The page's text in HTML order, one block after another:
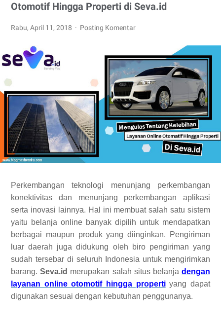
Otomotif Hingga Properti di Seva.id
Rabu, April 11, 2018 Posting Komentar
Perkembangan teknologi menunjang perkembangan
konektivitas dan menunjang perkembangan aplikasi
serta inovasi lainnya. Hal ini membuat salah satu sistem
yaitu belanja online banyak dipilih untuk mendapatkan
berbagai maupun produk yang diinginkan. Pengiriman
luar daerah juga didukung oleh biro pengiriman yang
sudah tersebar di seluruh Indonesia untuk mengirimkan
barang.Seva.id merupakan salah situs belanjadengan
layanan online otomotif hingga propertiyang dapat
digunakan sesuai dengan kebutuhan penggunanya.